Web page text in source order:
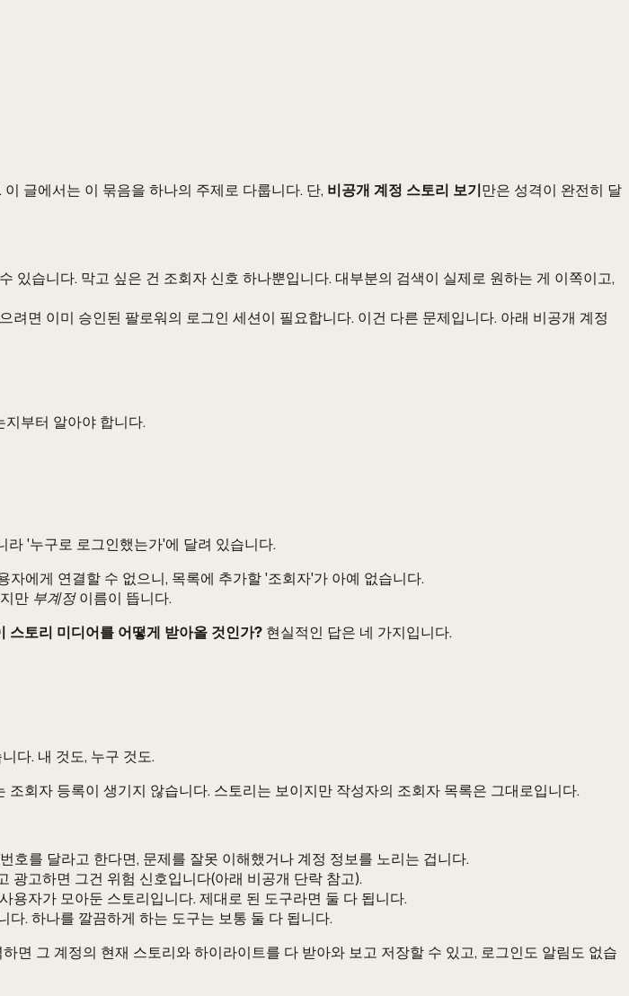
이 글에서는 이 묶음을 하나의 주제로 다룹니다. 단, 비공개 계정 스토리 보기만은 성격이 완전히 달
있습니다. 막고 싶은 건 조회자 신호 하나뿐입니다. 대부분의 검색이 실제로 원하는 게 이쪽이고,
려면 이미 승인된 팔로워의 로그인 세션이 필요합니다. 이건 다른 문제입니다. 아래 비공개 계정
부터 알아야 합니다.
라 '누구로 로그인했는가'에 달려 있습니다.
자에게 연결할 수 없으니, 목록에 추가할 '조회자'가 아예 없습니다.
만 부계정이름이 뜹니다.
스토리 미디어를 어떻게 받아올 것인가? 현실적인 답은 네 가지입니다.
다. 내 것도, 누구 것도.
회자 등록이 생기지 않습니다. 스토리는 보이지만 작성자의 조회자 목록은 그대로입니다.
호를 달라고 한다면, 문제를 잘못 이해했거나 계정 정보를 노리는 겁니다.
광고하면 그건 위험 신호입니다(아래 비공개 단락 참고).
용자가 모아둔 스토리입니다. 제대로 된 도구라면 둘 다 됩니다.
. 하나를 깔끔하게 하는 도구는 보통 둘 다 됩니다.
면 그 계정의 현재 스토리와 하이라이트를 다 받아와 보고 저장할 수 있고, 로그인도 알림도 없습